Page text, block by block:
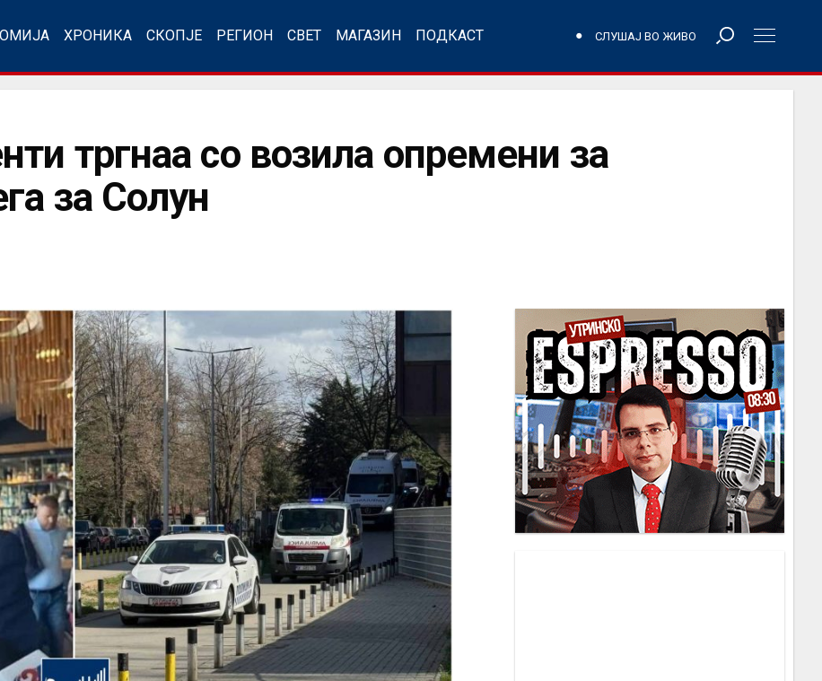
ХРОНИКА СКОПЈЕ РЕГИОН СВЕТ МАГАЗИН ПОДКАСТ СЛУШАЈ ВО ЖИВО
тргнаа со возила опремени за
за Солун